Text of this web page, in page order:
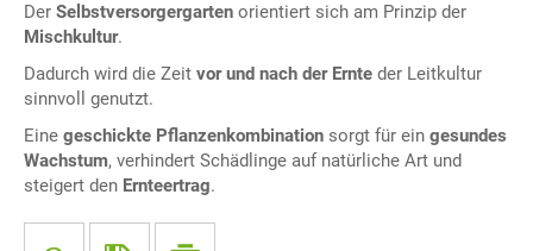
Der Selbstversorgergarten orientiert sich am Prinzip der
Mischkultur.
Dadurch wird die Zeit vor und nach der Ernte der Leitkultur
sinnvoll genutzt.
Eine geschickte Pflanzenkombination sorgt für ein gesundes
Wachstum, verhindert Schädlinge auf natürliche Art und
steigert den Ernteertrag.